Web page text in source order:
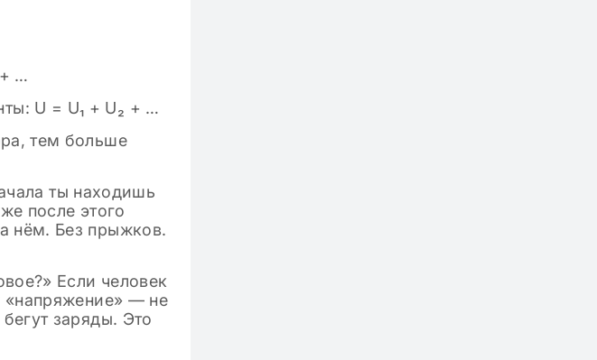
…
U = U₁ + U₂ + …
тем больше
ты находишь
после этого
нём. Без прыжков.
Если человек
«напряжение» — не
заряды. Это